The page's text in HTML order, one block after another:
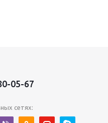
05-67
сетях: